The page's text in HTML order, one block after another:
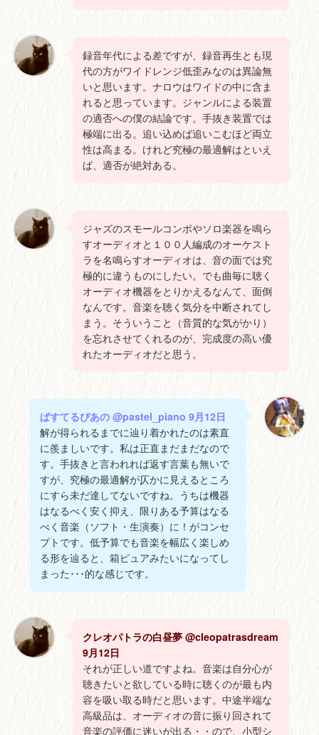
録音年代による差ですが、録音再生とも現
代の方がワイドレンジ低歪みなのは異論無
いと思います。ナロウはワイドの中に含ま
れると思っています。ジャンルによる装置
の適否への僕の結論です。手抜き装置では
極端に出る。追い込めば追いこむほど両立
性は高まる。けれど究極の最適解はといえ
ば、適否が絶対ある。
ジャズのスモールコンボやソロ楽器を鳴ら
すオーディオと１００人編成のオーケスト
ラを名鳴らすオーディオは、音の面では究
極的に違うものにしたい。でも曲毎に聴く
オーディオ機器をとりかえるなんて、面倒
なんです。音楽を聴く気分を中断されてし
まう。そういうこと（音質的な気がかり）
を忘れさせてくれるのが、完成度の高い優
れたオーディオだと思う。
ぱすてるぴあの @pastel_piano 9月12日
解が得られるまでに辿り着かれたのは素直
に羨ましいです。私は正直まだまだなので
す。手抜きと言われれば返す言葉も無いで
すが、究極の最適解が仄かに見えるところ
にすら未だ達してないですね。うちは機器
はなるべく安く抑え、限りある予算はなる
べく音楽（ソフト・生演奏）に！がコンセ
プトです。低予算でも音楽を幅広く楽しめ
る形を辿ると、箱ピュアみたいになってし
まった･･･的な感じです。
クレオパトラの白昼夢 @cleopatrasdream
9月12日
それが正しい道ですよね。音楽は自分心が
聴きたいと欲している時に聴くのが最も内
容を吸い取る時だと思います。中途半端な
高級品は、オーディオの音に振り回されて
音楽の評価に迷いが出る・・ので、小型シ